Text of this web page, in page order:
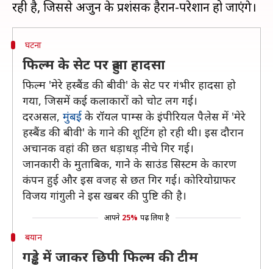
घटना
फिल्म के सेट पर हुआ हादसा
फिल्म 'मेरे हस्बैंड की बीवी' के सेट पर गंभीर हादसा हो
गया, जिसमें कई कलाकारों को चोट लग गई।
दरअसल, मुंबई के रॉयल पाम्स के इंपीरियल पैलेस में 'मेरे
हस्बैंड की बीवी' के गाने की शूटिंग हो रही थी। इस दौरान
अचानक वहां की छत धड़ाधड़ नीचे गिर गई।
जानकारी के मुताबिक, गाने के साउंड सिस्टम के कारण
कंपन हुई और इस वजह से छत गिर गई। कोरियोग्राफर
विजय गांगुली ने इस खबर की पुष्टि की है।
आपने 25% पढ़ लिया है
बयान
गड्ढे में जाकर छिपी फिल्म की टीम